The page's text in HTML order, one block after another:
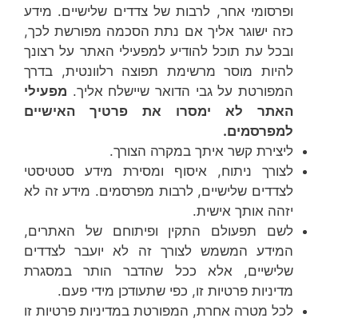
ופרסומי אחר, לרבות של צדדים שלישיים. מידע
כזה ישוגר אליך אם נתת הסכמה מפורשת לכך,
ובכל עת תוכל להודיע למפעילי האתר על רצונך
להיות מוסר מרשימת תפוצה רלוונטית, בדרך
המפורטת על גבי הדואר שיישלח אליך. מפעילי
האתר לא ימסרו את פרטיך האישיים
למפרסמים.
ליצירת קשר איתך במקרה הצורך.
לצורך ניתוח, איסוף ומסירת מידע סטטיסטי
לצדדים שלישיים, לרבות מפרסמים. מידע זה לא
יזהה אותך אישית.
לשם תפעולם התקין ופיתוחם של האתרים,
המידע המשמש לצורך זה לא יועבר לצדדים
שלישיים, אלא ככל שהדבר הותר במסגרת
מדיניות פרטיות זו, כפי שתעודכן מידי פעם.
לכל מטרה אחרת, המפורטת במדיניות פרטיות זו